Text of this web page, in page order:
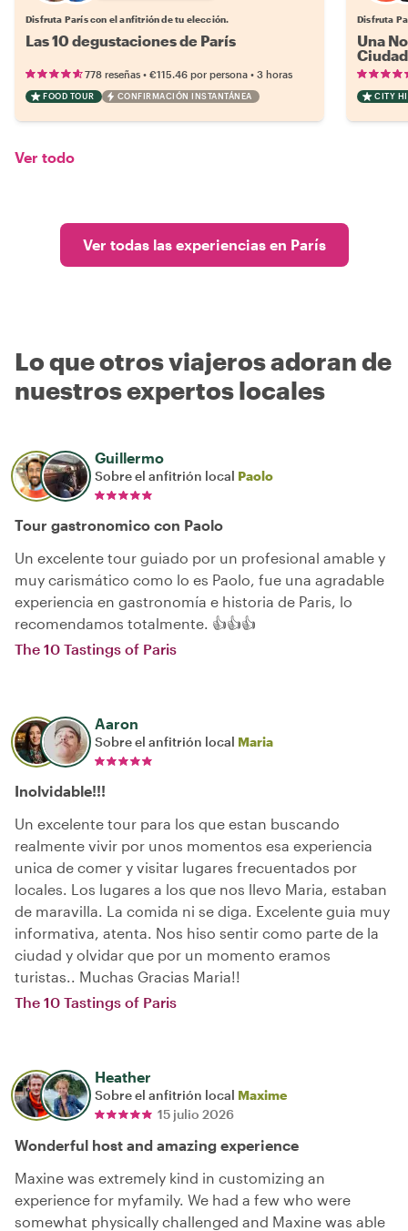
Disfruta París con el anfitrión de tu elección.
Las 10 degustaciones de París
778 reseñas • €115.46 por persona • 3 horas
FOOD TOUR CONFIRMACIÓN INSTANTÁNEA
Disfruta
Una
Ciudad
CITY
Ver todo
Ver todas las experiencias en París
Lo que otros viajeros adoran de
nuestros expertos locales
Guillermo
Sobre el anfitrión local Paolo
Tour gastronomico con Paolo
Un excelente tour guiado por un profesional amable y
muy carismático como lo es Paolo, fue una agradable
experiencia en gastronomía e historia de Paris, lo
recomendamos totalmente. 👍👍👍
The 10 Tastings of Paris
Aaron
Sobre el anfitrión local Maria
Inolvidable!!!
Un excelente tour para los que estan buscando
realmente vivir por unos momentos esa experiencia
unica de comer y visitar lugares frecuentados por
locales. Los lugares a los que nos llevo Maria, estaban
de maravilla. La comida ni se diga. Excelente guia muy
informativa, atenta. Nos hiso sentir como parte de la
ciudad y olvidar que por un momento eramos
turistas.. Muchas Gracias Maria!!
The 10 Tastings of Paris
Heather
Sobre el anfitrión local Maxime
15 julio 2026
Wonderful host and amazing experience
Maxine was extremely kind in customizing an
experience for myfamily. We had a few who were
somewhat physically challenged and Maxine was able